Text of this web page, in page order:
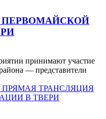
ПЕРВОМАЙСКОЙ
принимают участие
— представители
о ПРЯМАЯ ТРАНСЛЯЦИЯ
В ТВЕРИ